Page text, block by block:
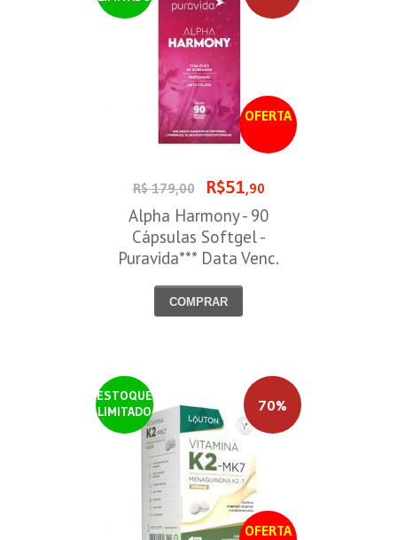
OFERTA
R$ 179,00 R$51,90
Alpha Harmony - 90
Cápsulas Softgel -
Puravida*** Data Venc.
COMPRAR
ESTOQUE
LIMITADO
OFERTA
70%